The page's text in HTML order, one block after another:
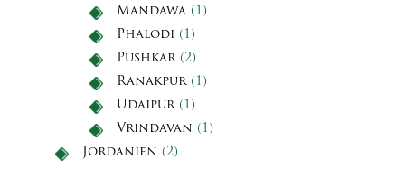
Mandawa (1)
Phalodi (1)
Pushkar(2)
Ranakpur(1)
Udaipur(1)
Vrindavan (1)
Jordanien (2)